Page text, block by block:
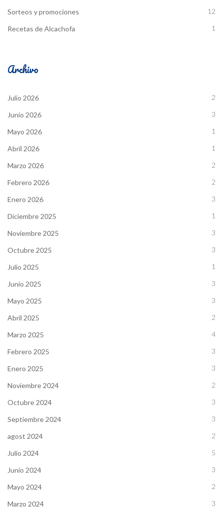
Sorteos y promociones 12
Recetas de Alcachofa 1
Archivo
Julio 2026 2
Junio 2026 3
Mayo 2026 1
Abril 2026 1
Marzo 2026 2
Febrero 2026 2
Enero 2026 3
Diciembre 2025 1
Noviembre 2025 3
Octubre 2025 3
Julio 2025 1
Junio 2025 3
Mayo 2025 3
Abril 2025 2
Marzo 2025 4
Febrero 2025 3
Enero 2025 3
Noviembre 2024 2
Octubre 2024 3
Septiembre 2024 3
agost 2024 2
Julio 2024 5
Junio 2024 3
Mayo 2024 2
Marzo 2024 3